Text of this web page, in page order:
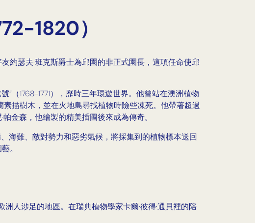
1820）
約瑟夫·班克斯爵士為邱園的非正式園長，這項任命使邱
（1768-1771），歷時三年環遊世界。他曾站在澳洲植物
描樹木，並在火地島尋找植物時險些凍死。他帶著超過
金森，他繪製的精美插圖後來成為傳奇。
海難、敵對勢力和惡劣氣候，將採集到的植物標本送回
。
人涉足的地區。在瑞典植物學家卡爾·彼得·通貝裡的陪